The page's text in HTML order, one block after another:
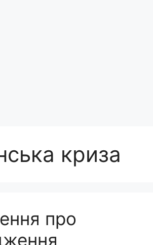
криза
про